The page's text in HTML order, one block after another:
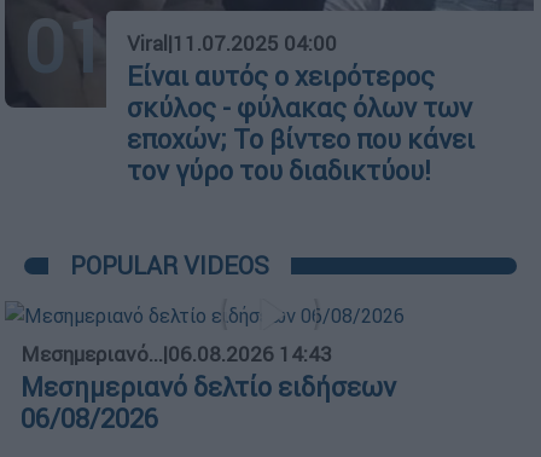
01 Viral |11.07.2025 04:00
Είναι αυτός ο χειρότερος
σκύλος - φύλακας όλων των
εποχών; Το βίντεο που κάνει
τον γύρο του διαδικτύου!
POPULAR VIDEOS
Μεσημεριανό...|06.08.2026 14:43
Μεσημεριανό δελτίο ειδήσεων
06/08/2026